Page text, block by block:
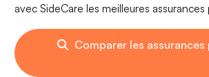
avec SideCare les meilleures
Comparer les